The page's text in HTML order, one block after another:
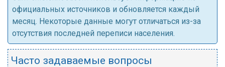
официальных источников и обновляется каждый
месяц. Некоторые данные могут отличаться из-за
отсутствия последней переписи населения.
Часто задаваемые вопросы